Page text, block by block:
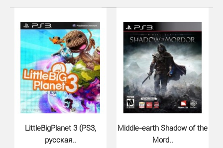
Tomb Raider Trilogy - собрание трех последних игр
серии Tomb Raider в одной коробке. Геймера..
LittleBigPlanet 3 (PS3,
русская..
Middle-earth Shadow of the
Mord..